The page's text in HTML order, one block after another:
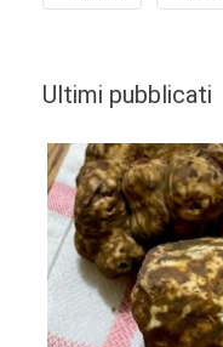
Ultimi pubblicati